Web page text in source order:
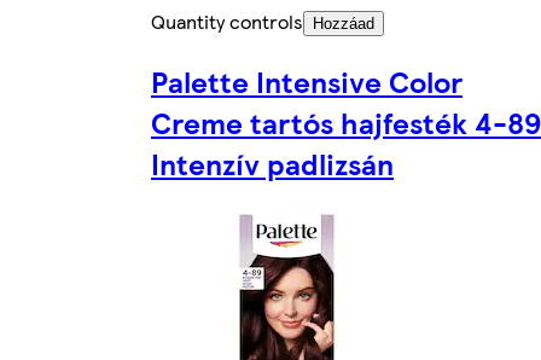
Quantity controls
Hozzáad
Palette Intensive Color
Creme tartós hajfesték 4-89
Intenzív padlizsán